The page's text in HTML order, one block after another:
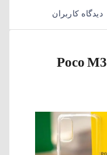
دیدگاه کاربران
نقد و بررسی تخصصی Poco M3